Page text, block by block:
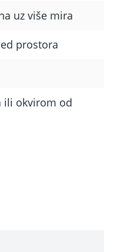
uz više mira
prostora
ili okvirom od